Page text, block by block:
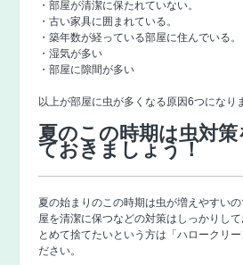
・部屋が清潔に保たれていない。
・古い家具に囲まれている。
・築年数が経っている部屋に住んでいる。
・湿気が多い
・部屋に隙間が多い
以上が部屋に虫が多くなる原因6つになり
夏のこの時期は虫対
ておきましょう！
夏の始まりのこの時期は虫が増えやすい
屋を清潔に保つなどの対策はしっかりし
とめて捨てたいという方は「 ハロークリ
ださい。